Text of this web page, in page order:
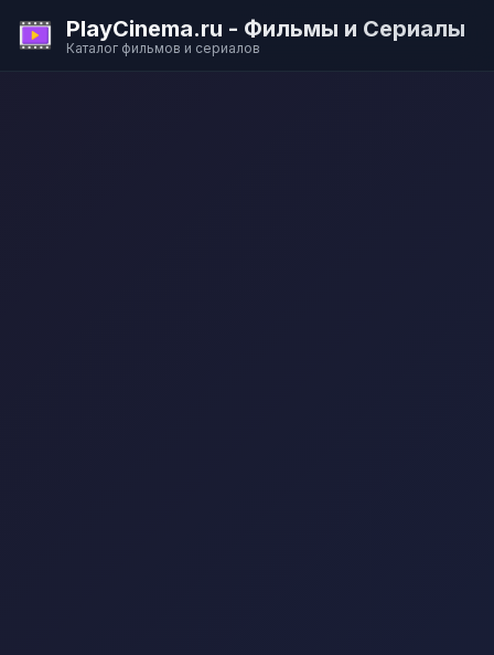
PlayCinema.ru - Фильмы и Сериалы
Каталог фильмов и сериалов